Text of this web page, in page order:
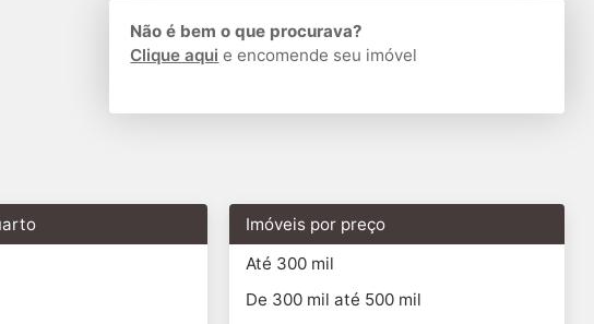
Não é bem o que procurava?
Clique aqui e encomende seu imóvel
Imóveis por preço
Até 300 mil
De 300 mil até 500 mil